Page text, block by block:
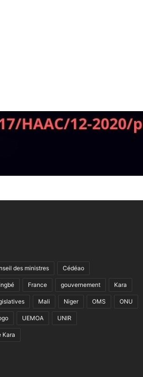
des ministres Cédéao
France gouvernement Kara
Mali Niger OMS ONU
UEMOA UNIR
Kara